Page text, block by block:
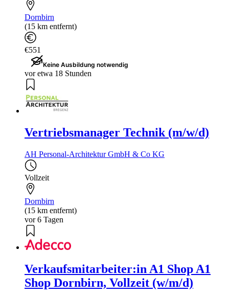
Dornbirn
(15 km entfernt)
€551
Keine Ausbildung notwendig
vor etwa 18 Stunden
Vertriebsmanager Technik (m/w/d)
AH Personal-Architektur GmbH & Co KG
Vollzeit
Dornbirn
(15 km entfernt)
vor 6 Tagen
Verkaufsmitarbeiter:in A1 Shop A1
Shop Dornbirn, Vollzeit (w/m/d)